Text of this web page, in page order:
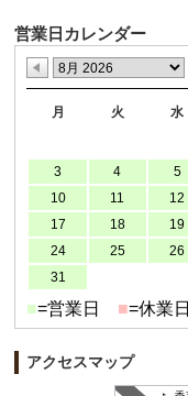
営業日カレンダー
月 火 水
3
4 5
10
11 12
17
18 19
24
25 26
31
■=営業日 ■=休業日
アクセスマップ